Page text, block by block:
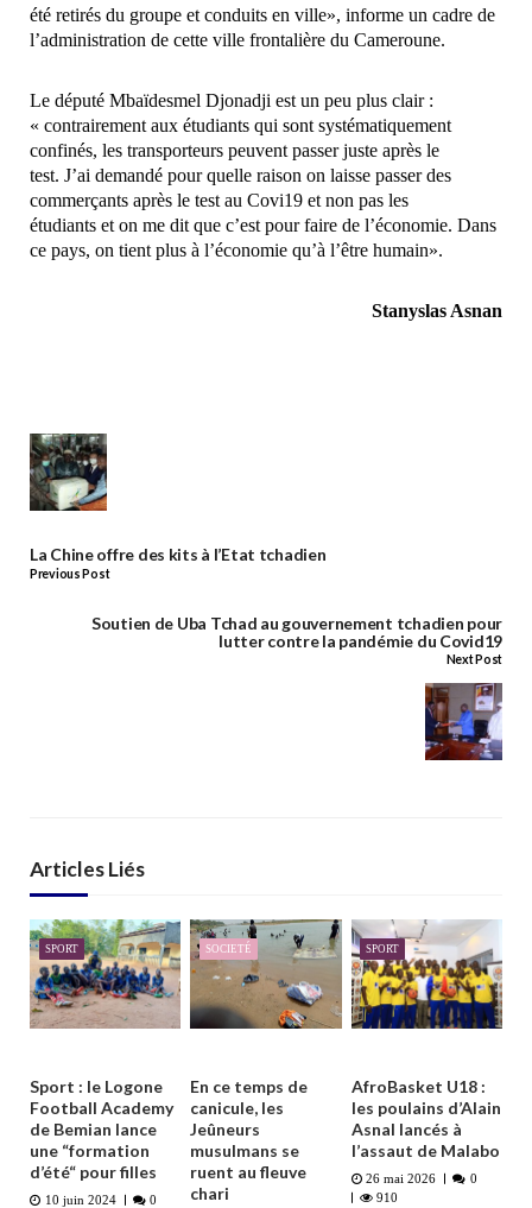
été retirés du groupe et conduits en ville», informe un cadre de
l’administration de cette ville frontalière du Cameroune.
Le député Mbaïdesmel Djonadji est un peu plus clair :
« contrairement aux étudiants qui sont systématiquement
confinés, les transporteurs peuvent passer juste après le
test. J’ai demandé pour quelle raison on laisse passer des
commerçants après le test au Covi19 et non pas les
étudiants et on me dit que c’est pour faire de l’économie. Dans
ce pays, on tient plus à l’économie qu’à l’être humain».
Stanyslas Asnan
La Chine offre des kits à l’Etat tchadien
Previous Post
Soutien de Uba Tchad au gouvernement tchadien pour
lutter contre la pandémie du Covid19
Next Post
Articles Liés
SPORT
Sport : le Logone
Football Academy
de Bemian lance
une “formation
d’été“ pour filles
10 juin 2024
0
SOCIETÉ
En ce temps de
canicule, les
Jeûneurs
musulmans se
ruent au fleuve
chari
SPORT
AfroBasket U18 :
les poulains d’Alain
Asnal lancés à
l’assaut de Malabo
26 mai 2026
0
910